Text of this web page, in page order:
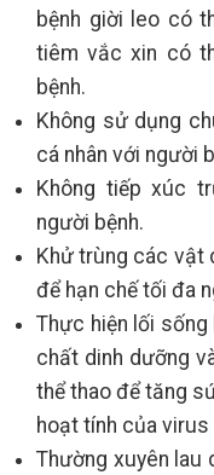
bệnh giời leo có
tiêm vắc xin có
bệnh.
Không sử dụng
cá nhân với người
Không tiếp xúc
người bệnh.
Khử trùng các vật
để hạn chế tối đa
Thực hiện lối sống
chất dinh dưỡng
thể thao để tăng
hoạt tính của virus
Thường xuyên lau